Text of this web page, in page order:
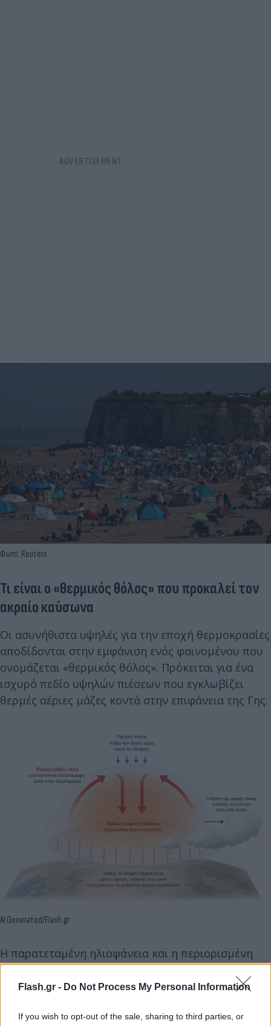
Flash.gr - Do Not Process My Personal Information
If you wish to opt-out of the sale, sharing to third parties, or
Φωτό: Reuters
Τι είναι ο «θερμικός θόλος» που προκαλεί τον
ακραίο καύσωνα
Οι ασυνήθιστα υψηλές για την εποχή θερμοκρασίες
αποδίδονται στην εμφάνιση ενός φαινομένου που
ονομάζεται «θερμικός θόλος». Πρόκειται για ένα
ισχυρό πεδίο υψηλών πιέσεων που εγκλωβίζει
θερμές αέριες μάζες κοντά στην επιφάνεια της Γης.
AI Generated/Flash.gr
Η παρατεταμένη ηλιοφάνεια και η περιορισμένη
ανάπτυξη νεφώσεων, οδηγούν σε περαιτέρω
συσσώρευση θερμότητας, παρατείνοντας και
καταγράφονται συχνά στη δυτική Βόρεια Αμερική.